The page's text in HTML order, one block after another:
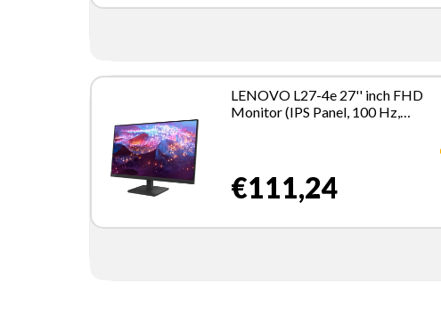
LENOVO L27-4e 27'' inch FHD
Monitor (IPS Panel, 100 Hz,
€111,24